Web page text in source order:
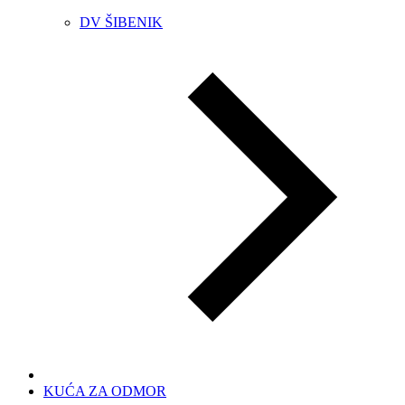
DV ŠIBENIK
KUĆA ZA ODMOR